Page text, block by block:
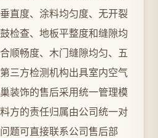
直度、涂料均匀度、无开裂
检查、地板平整度和缝隙均
顺畅度、木门缝隙均匀、五
三方检测机构出具室内空气
装饰的售后采用统一管理模
方的责任归属由公司统一对
题可直接联系公司售后部